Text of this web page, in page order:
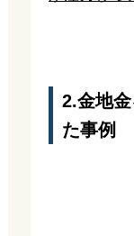
2.金地
た事例